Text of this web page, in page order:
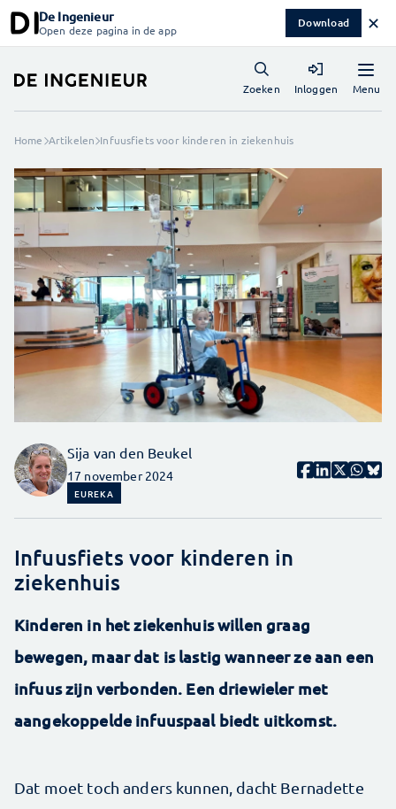
De Ingenieur
Open deze pagina in de app Download ✕
Menu
Zoeken Inloggen
Home Artikelen Infuusfiets voor kinderen in ziekenhuis
Sija van den Beukel
17 november 2024
EUREKA
Infuusfiets voor kinderen in
ziekenhuis
Kinderen in het ziekenhuis willen graag
bewegen, maar dat is lastig wanneer ze aan een
infuus zijn verbonden. Een driewieler met
aangekoppelde infuuspaal biedt uitkomst.
Dat moet toch anders kunnen, dacht Bernadette